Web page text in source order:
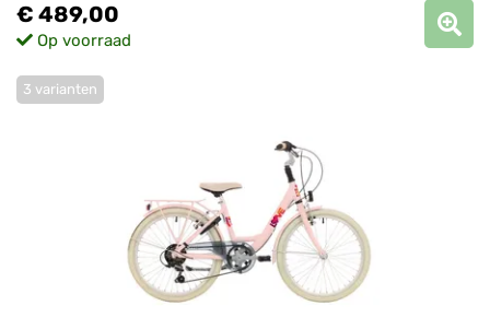
€ 489,00
Op voorraad
3 varianten